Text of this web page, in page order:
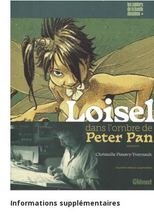
Informations supplémentaires